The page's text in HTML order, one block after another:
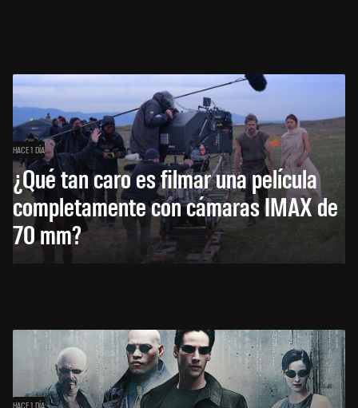
HACE 1 DÍA
¿Qué tan caro es filmar una película
completamente con cámaras IMAX de
70 mm?
HACE 1 DÍA